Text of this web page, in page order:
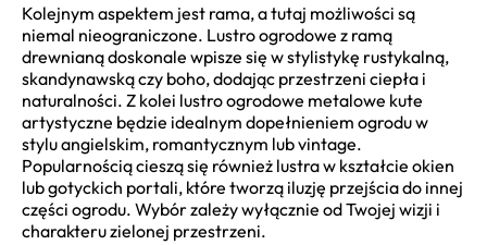
Kolejnym aspektem jest rama, a tutaj możliwości są
niemal nieograniczone. Lustro ogrodowe z ramą
drewnianą doskonale wpisze się w stylistykę rustykalną,
skandynawską czy boho, dodając przestrzeni ciepła i
naturalności. Z kolei lustro ogrodowe metalowe kute
artystyczne będzie idealnym dopełnieniem ogrodu w
stylu angielskim, romantycznym lub vintage.
Popularnością cieszą się również lustra w kształcie okien
lub gotyckich portali, które tworzą iluzję przejścia do innej
części ogrodu. Wybór zależy wyłącznie od Twojej wizji i
charakteru zielonej przestrzeni.